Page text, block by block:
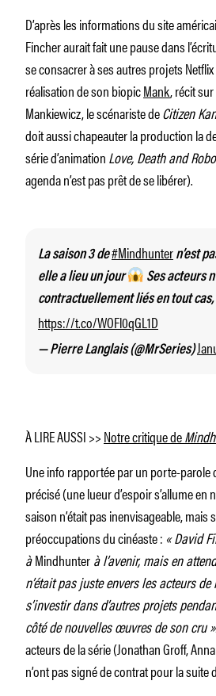
D’après les informations du site
Fincher aurait fait une pause dans
se consacrer à ses autres projets
réalisation de son biopicMank, récit
Mankiewicz, le scénariste deCitizen
doit aussi chapeauter la production la
série d’animationLove, Death and
agenda n’est pas prêt de se libérer).
La saison 3 de#Mindhunter n’est
elle a lieu un jour
Ses acteurs
contractuellement liés en tout
https://t.co/WOFl0qGL1D
— Pierre Langlais (@MrSeries)
À LIRE AUSSI >>Notre critique de
Une info rapportée par un porte-parole
précisé (une lueur d’espoir s’allume en
saison n’était pas inenvisageable,
préoccupations du cinéaste : « David
àMindhunterà l’avenir, mais en
n’était pas juste envers les acteurs
s’investir dans d’autres projets
côté de nouvelles œuvres de son cru
acteurs de la série (Jonathan Groff,
n’ont pas signé de contrat pour la suite